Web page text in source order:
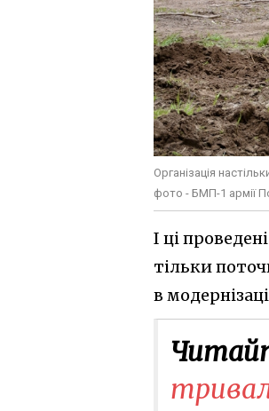
Організація
фото - БМП-1 армії
І ці
тільки
в